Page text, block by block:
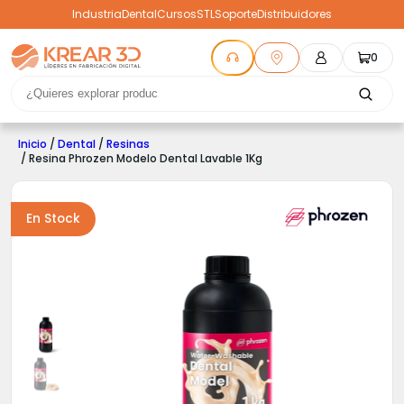
IndustriaDentalCursosSTLSoporteDistribuidores
0
Inicio / Dental / Resinas
/ Resina Phrozen Modelo Dental Lavable 1Kg
En Stock